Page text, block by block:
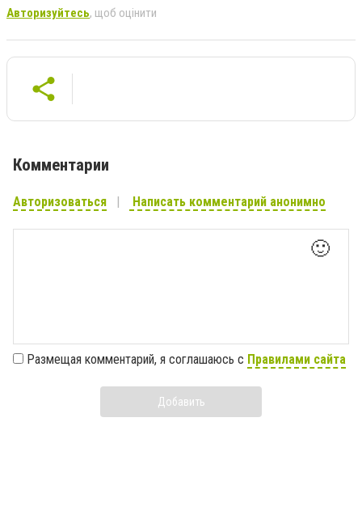
Авторизуйтесь, щоб оцінити
Комментарии
Авторизоваться Написать комментарий анонимно
🙂
Размещая комментарий, я соглашаюсь с Правилами сайта
Добавить